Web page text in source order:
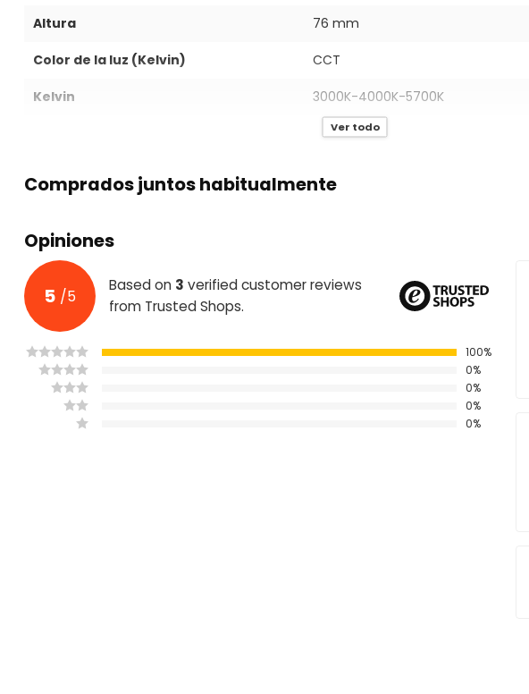
Altura 76 mm
Color de la luz (Kelvin) CCT
Kelvin 3000K-4000K-5700K
IP20
Potencia luminosa (Lumen)
Lumen por vatio 100 LM
Color marco
Material marco Aluminio
CRI
Factor de potencia
Ver todo
Comprados juntos habitualmente
Opiniones
5 /5
Based on 3 verified customer reviews
from Trusted Shops.
100%
0%
0%
0%
0%